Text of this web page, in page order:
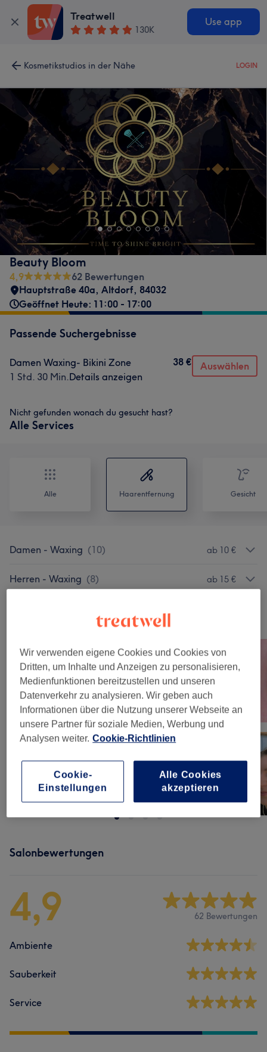
Treatwell
130K
Use app
Kosmetikstudios in der Nähe LOGIN
Beauty Bloom
4,9
62 Bewertungen
Hauptstraße 40a, Altdorf, 84032
Geöffnet Heute: 11:00 - 17:00
Passende Suchergebnisse
Damen Waxing- Bikini Zone
1 Std. 30 Min.Details anzeigen
38 € Auswählen
Nicht gefunden wonach du gesucht hast?
Alle Services
Alle Haarentfernung Gesicht
Damen - Waxing (10) ab 10 €
Herren - Waxing (8) ab 15 €
Salonbewertungen
4,9 62 Bewertungen
Ambiente
Sauberkeit
Service
Wir verwenden eigene Cookies und Cookies von
Dritten, um Inhalte und Anzeigen zu personalisieren,
Medienfunktionen bereitzustellen und unseren
Datenverkehr zu analysieren. Wir geben auch
Informationen über die Nutzung unserer Webseite an
unsere Partner für soziale Medien, Werbung und
Analysen weiter. Cookie-Richtlinien
Cookie-
Einstellungen
Alle Cookies
akzeptieren